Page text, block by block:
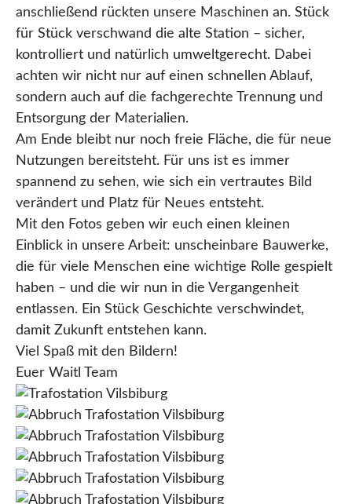
anschließend rückten unsere Maschinen an. Stück
für Stück verschwand die alte Station – sicher,
kontrolliert und natürlich umweltgerecht. Dabei
achten wir nicht nur auf einen schnellen Ablauf,
sondern auch auf die fachgerechte Trennung und
Entsorgung der Materialien.
Am Ende bleibt nur noch freie Fläche, die für neue
Nutzungen bereitsteht. Für uns ist es immer
spannend zu sehen, wie sich ein vertrautes Bild
verändert und Platz für Neues entsteht.
Mit den Fotos geben wir euch einen kleinen
Einblick in unsere Arbeit: unscheinbare Bauwerke,
die für viele Menschen eine wichtige Rolle gespielt
haben – und die wir nun in die Vergangenheit
entlassen. Ein Stück Geschichte verschwindet,
damit Zukunft entstehen kann.
Viel Spaß mit den Bildern!
Euer Waitl Team